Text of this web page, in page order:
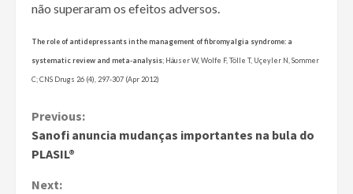
não superaram os efeitos adversos.
The role of antidepressants in the management of fibromyalgia syndrome: a
systematic review and meta-analysis; Häuser W, Wolfe F, Tölle T, Uçeyler N, Sommer
C; CNS Drugs 26 (4), 297-307 (Apr 2012)
Continue
Reading
Previous:
Sanofi anuncia mudanças importantes na bula do
PLASIL®
Next: